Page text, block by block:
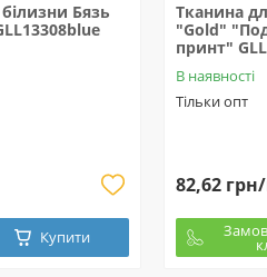
Бязь
Купити
Тканина
"Gold"
принт"
В наявності
Тільки опт
82,62